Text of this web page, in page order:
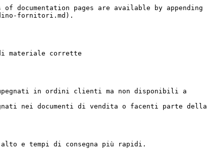
documentation pages are available by appending
fornitori.md).
materiale corrette
in ordini clienti ma non disponibili a
nei documenti di vendita o facenti parte della
e tempi di consegna più rapidi.